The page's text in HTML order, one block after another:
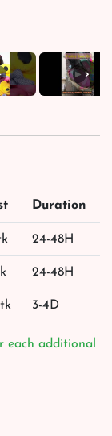
▶ ›
Duration
24-48H
24-48H
3-4D
each additional